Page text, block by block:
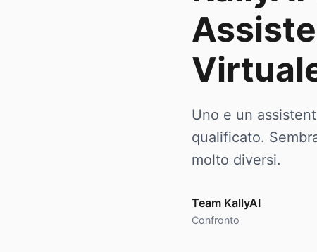
Uno e un
qualificato.
molto diversi.
Team KallyAI
Confronto